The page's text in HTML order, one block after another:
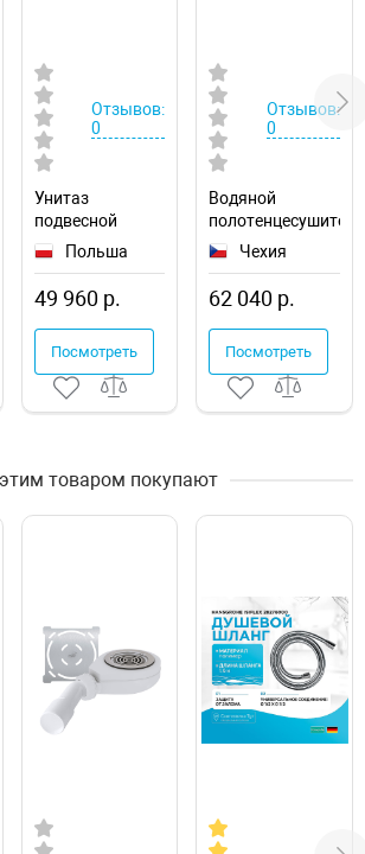
Отзывов:
0
Унитаз
подвесной
Excellent Doto
CEEX.1404.545.WH
Польша
49 960 р.
Посмотреть
Отзывов:
0
Водяной
полотенцесушитель
Ravak Cube
X04000083669
Чехия
62 040 р.
Посмотреть
товаром покупают